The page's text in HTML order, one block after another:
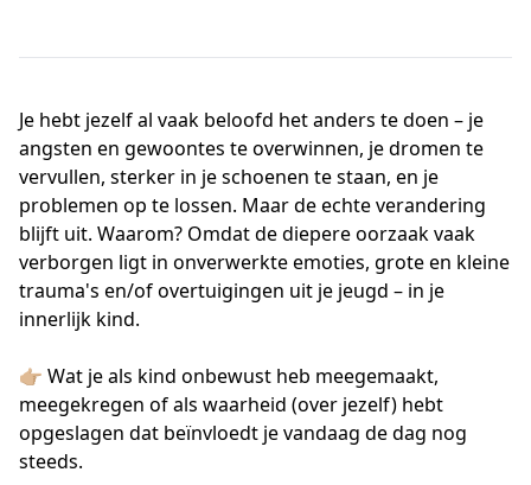
Je hebt jezelf al vaak beloofd het anders te doen – je
angsten en gewoontes te overwinnen, je dromen te
vervullen, sterker in je schoenen te staan, en je
problemen op te lossen. Maar deechteverandering
blijft uit. Waarom? Omdat de diepere oorzaak vaak
verborgen ligt in onverwerkte emoties, grote en kleine
trauma's en/of overtuigingen uit je jeugd – in je
innerlijk kind.
👉🏼 Wat je als kind onbewust heb meegemaakt,
meegekregen of als waarheid (over jezelf) hebt
opgeslagen dat beïnvloedt je vandaag de dag nog
steeds.